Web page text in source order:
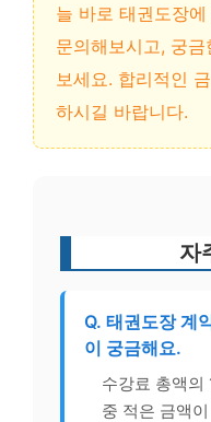
늘 바로 태권도장
문의해보시고, 궁
보세요. 합리적인
하시길 바랍니다.
자
Q. 태권도장 계
이 궁금해요.
수강료 총액의
중 적은 금액